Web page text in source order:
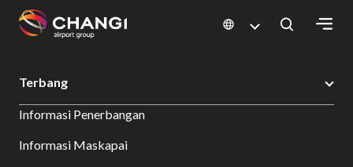
Changi
Changi Airport Bersantap dan Belanja Direktori Toko Shop Detail
Terbang
Informasi Penerbangan
Informasi Maskapai